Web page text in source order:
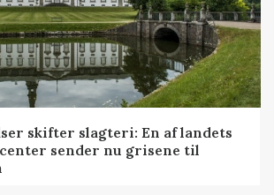
skifter slagteri: En af landets
sender nu grisene til